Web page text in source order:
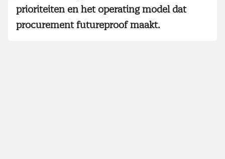
prioriteiten en het operating model dat
procurement futureproof maakt.